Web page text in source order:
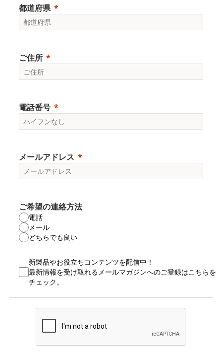
都道府県
ご住所
電話番号
メールアドレス
ご希望の連絡方法
電話
メール
どちらでも良い
新製品やお役立ちコンテンツを配信中！
最新情報を受け取れるメールマガジンへのご登録はこちらを
チェック。